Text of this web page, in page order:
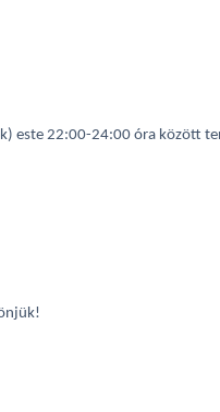
este 22:00-24:00 óra között